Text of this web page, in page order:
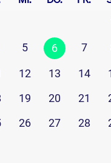
5 6 7
12 13 14
19 20 21
26 27 28